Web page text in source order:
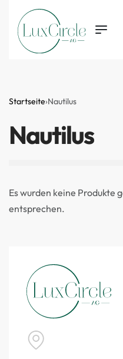
Startseite›Nautilus
Nautilus
Es wurden keine Produkte
entsprechen.